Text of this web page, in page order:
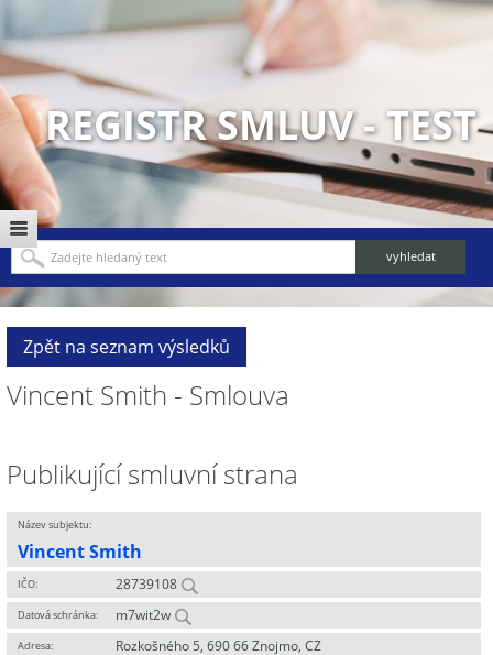
REGISTR SMLUV - TEST
Zpět na seznam výsledků
Vincent Smith - Smlouva
Publikující smluvní strana
Název subjektu:
Vincent Smith
IČO: 28739108
Datová schránka: m7wit2w
Adresa: Rozkošného 5, 690 66 Znojmo, CZ